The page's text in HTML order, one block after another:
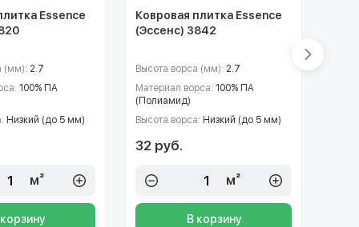
Essence
(мм): 2.7
100% ПА
Низкий (до 5 мм)
м²
Ковровая плитка Essence
(Эссенс) 3842
Высота ворса (мм): 2.7
Материал ворса: 100% ПА
(Полиамид)
Высота ворса: Низкий (до 5 мм)
32 руб.
м²
В корзину